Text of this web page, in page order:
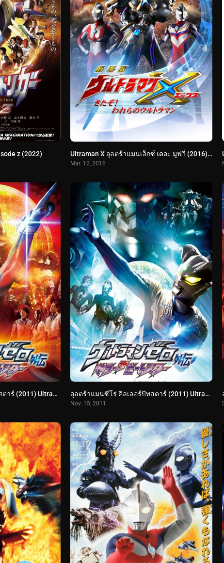
z (2022) Ultraman X อุลตร้าแมนเอ็กซ์ เดอะ มูฟวี่ (2016) Ultraman X The Movie: Here He Comes! Our Ultraman
Mar. 12, 2016
อุลตร้าแมนซีโร่ คิลเลอร์บีทสตาร์ (2011) Ultraman Zero Side Story: Killer the Beatstar – Stage II: Oath of the Meteor อุลตร้าแมนซีโร่ คิลเลอร์บีทสตาร์ (2011) Ultraman Zero Side Story: Killer the Beatstar – Stage I: Universe of Steel
Nov. 15, 2011